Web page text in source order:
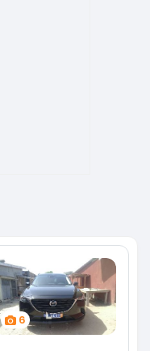
6